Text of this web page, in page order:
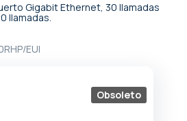
Gigabit Ethernet, 30 llamadas
llamadas.
EUI
Obsoleto